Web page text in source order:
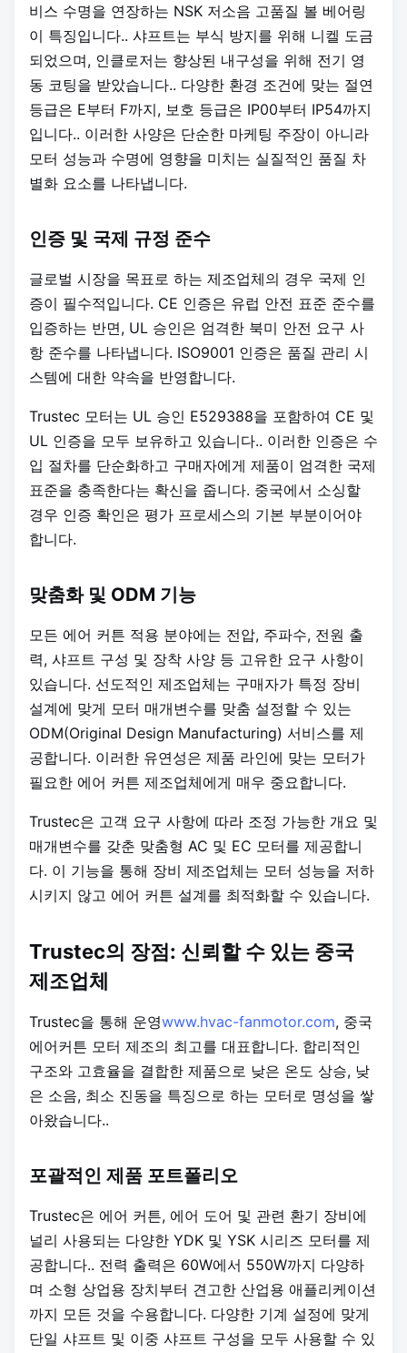
비스 수명을 연장하는 NSK 저소음 고품질 볼 베어링
이 특징입니다.. 샤프트는 부식 방지를 위해 니켈 도금
되었으며, 인클로저는 향상된 내구성을 위해 전기 영
동 코팅을 받았습니다.. 다양한 환경 조건에 맞는 절연
등급은 E부터 F까지, 보호 등급은 IP00부터 IP54까지
입니다.. 이러한 사양은 단순한 마케팅 주장이 아니라
모터 성능과 수명에 영향을 미치는 실질적인 품질 차
별화 요소를 나타냅니다.
인증 및 국제 규정 준수
글로벌 시장을 목표로 하는 제조업체의 경우 국제 인
증이 필수적입니다. CE 인증은 유럽 안전 표준 준수를
입증하는 반면, UL 승인은 엄격한 북미 안전 요구 사
항 준수를 나타냅니다. ISO9001 인증은 품질 관리 시
스템에 대한 약속을 반영합니다.
Trustec 모터는 UL 승인 E529388을 포함하여 CE 및
UL 인증을 모두 보유하고 있습니다.. 이러한 인증은 수
입 절차를 단순화하고 구매자에게 제품이 엄격한 국제
표준을 충족한다는 확신을 줍니다. 중국에서 소싱할
경우 인증 확인은 평가 프로세스의 기본 부분이어야
합니다.
맞춤화 및 ODM 기능
모든 에어 커튼 적용 분야에는 전압, 주파수, 전원 출
력, 샤프트 구성 및 장착 사양 등 고유한 요구 사항이
있습니다. 선도적인 제조업체는 구매자가 특정 장비
설계에 맞게 모터 매개변수를 맞춤 설정할 수 있는
ODM(Original Design Manufacturing) 서비스를 제
공합니다. 이러한 유연성은 제품 라인에 맞는 모터가
필요한 에어 커튼 제조업체에게 매우 중요합니다.
Trustec은 고객 요구 사항에 따라 조정 가능한 개요 및
매개변수를 갖춘 맞춤형 AC 및 EC 모터를 제공합니
다. 이 기능을 통해 장비 제조업체는 모터 성능을 저하
시키지 않고 에어 커튼 설계를 최적화할 수 있습니다.
Trustec의 장점: 신뢰할 수 있는 중국
제조업체
Trustec을 통해 운영www.hvac-fanmotor.com, 중국
에어커튼 모터 제조의 최고를 대표합니다. 합리적인
구조와 고효율을 결합한 제품으로 낮은 온도 상승, 낮
은 소음, 최소 진동을 특징으로 하는 모터로 명성을 쌓
아왔습니다..
포괄적인 제품 포트폴리오
Trustec은 에어 커튼, 에어 도어 및 관련 환기 장비에
널리 사용되는 다양한 YDK 및 YSK 시리즈 모터를 제
공합니다.. 전력 출력은 60W에서 550W까지 다양하
며 소형 상업용 장치부터 견고한 산업용 애플리케이션
까지 모든 것을 수용합니다. 다양한 기계 설정에 맞게
단일 샤프트 및 이중 샤프트 구성을 모두 사용할 수 있